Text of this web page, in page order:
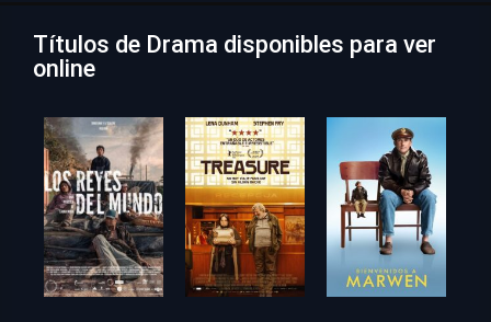
Títulos de Drama disponibles para ver
online